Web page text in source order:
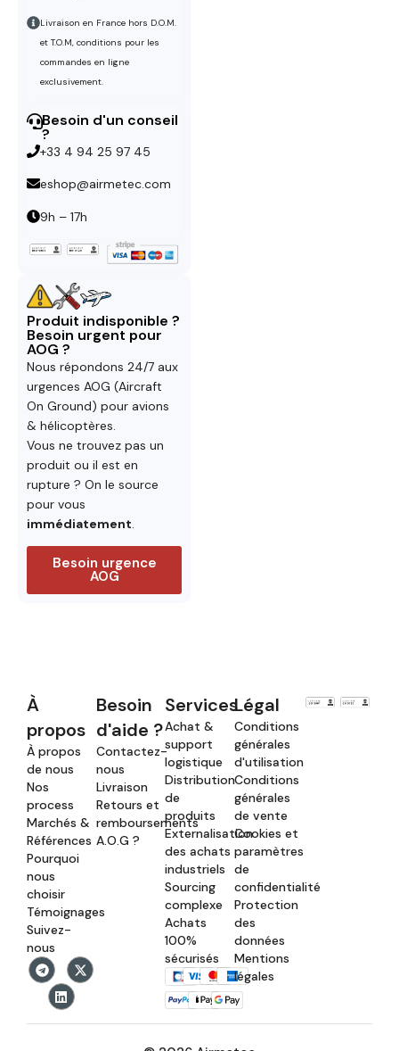
Livraison en France hors D.O.M.
et T.O.M, conditions pour les
commandes en ligne
exclusivement.
Besoin d'un conseil
?
+33 4 94 25 97 45
eshop@airmetec.com
9h – 17h
Produit indisponible ?
Besoin urgent pour
AOG ?
Nous répondons 24/7 aux
urgences AOG (Aircraft
On Ground) pour avions
& hélicoptères.
Vous ne trouvez pas un
produit ou il est en
rupture ? On le source
pour vous
immédiatement.
Besoin urgence
AOG
À
propos
À propos
de nous
Nos
process
Marchés &
Références
Pourquoi
nous
choisir
Témoignages
Suivez-
nous
Besoin
d'aide ?
Contactez-
nous
Livraison
Retours et
remboursements
A.O.G ?
Services
Achat &
support
logistique
Distribution
de
produits
Externalisation
des achats
industriels
Sourcing
complexe
Achats
100%
sécurisés
Légal
Conditions
générales
d'utilisation
Conditions
générales
de vente
Cookies et
paramètres
de
confidentialité
Protection
des
données
Mentions
légales